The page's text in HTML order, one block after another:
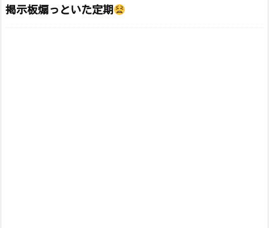
掲示板煽っといた定期